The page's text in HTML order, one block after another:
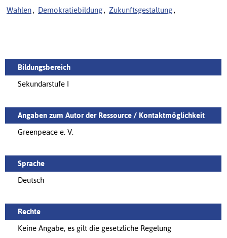
Wahlen , Demokratiebildung , Zukunftsgestaltung ,
Bildungsbereich
Sekundarstufe I
Angaben zum Autor der Ressource / Kontaktmöglichkeit
Greenpeace e. V.
Sprache
Deutsch
Rechte
Keine Angabe, es gilt die gesetzliche Regelung